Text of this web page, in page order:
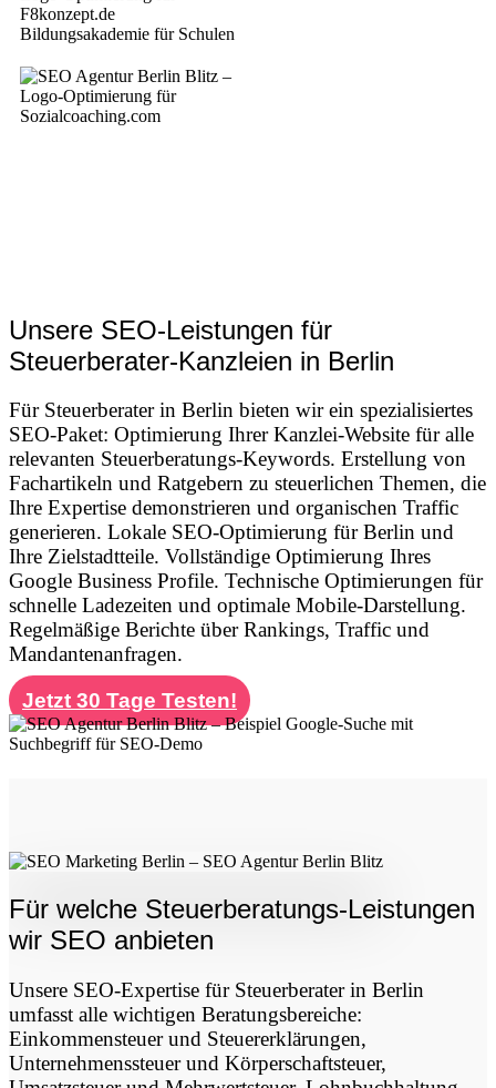
Unsere SEO-Leistungen für
Steuerberater-Kanzleien in Berlin
Für Steuerberater in Berlin bieten wir ein spezialisiertes
SEO-Paket: Optimierung Ihrer Kanzlei-Website für alle
relevanten Steuerberatungs-Keywords. Erstellung von
Fachartikeln und Ratgebern zu steuerlichen Themen, die
Ihre Expertise demonstrieren und organischen Traffic
generieren. Lokale SEO-Optimierung für Berlin und
Ihre Zielstadtteile. Vollständige Optimierung Ihres
Google Business Profile. Technische Optimierungen für
schnelle Ladezeiten und optimale Mobile-Darstellung.
Regelmäßige Berichte über Rankings, Traffic und
Mandantenanfragen.
Jetzt 30 Tage Testen!
Für welche Steuerberatungs-Leistungen
wir SEO anbieten
Unsere SEO-Expertise für Steuerberater in Berlin
umfasst alle wichtigen Beratungsbereiche:
Einkommensteuer und Steuererklärungen,
Unternehmenssteuer und Körperschaftsteuer,